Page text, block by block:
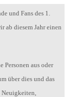
und Fans des 1.
ab diesem Jahr einen
Personen aus oder
über dies und das
Neuigkeiten,